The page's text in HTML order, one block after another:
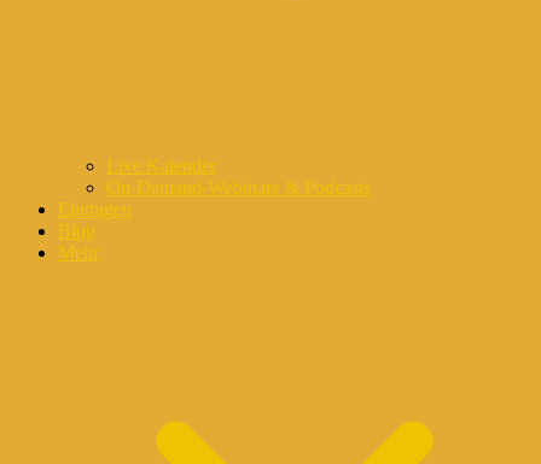
Live Kalender
On-Demand-Webinare & Podcasts
Eintragen
Blog
Mehr